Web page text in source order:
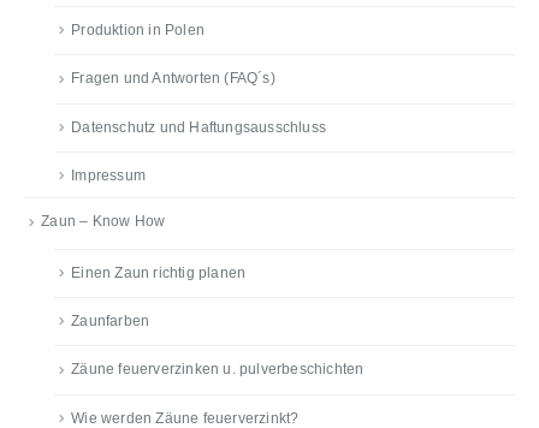
Produktion in Polen
Fragen und Antworten (FAQ´s)
Datenschutz und Haftungsausschluss
Impressum
Zaun – Know How
Einen Zaun richtig planen
Zaunfarben
Zäune feuerverzinken u. pulverbeschichten
Wie werden Zäune feuerverzinkt?